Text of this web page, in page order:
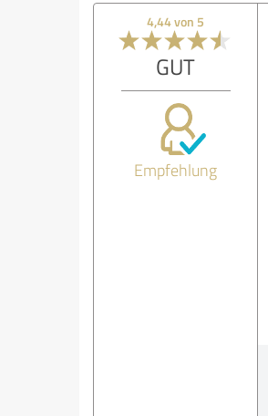
4,44 von 5
GUT
Empfehlung